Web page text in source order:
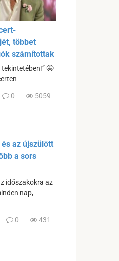
többet
számítottak
tekintetében!” 🤩
0 5059
az újszülött
a sors
időszakokra az
nap,
0 431